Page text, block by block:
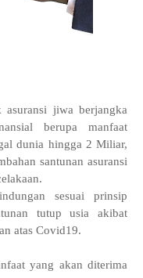
jiwa berjangka
berupa manfaat
dunia hingga 2 Miliar,
santunan asuransi
sesuai prinsip
tutup usia akibat
atas Covid19.
yang akan diterima